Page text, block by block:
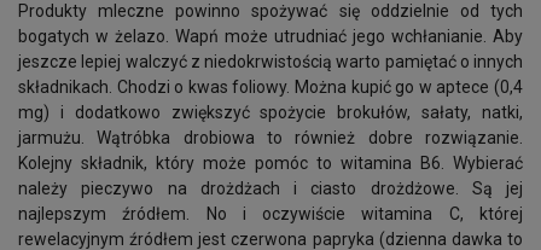
Produkty mleczne powinno spożywać się oddzielnie od tych
bogatych w żelazo. Wapń może utrudniać jego wchłanianie. Aby
jeszcze lepiej walczyć z niedokrwistością warto pamiętać o innych
składnikach. Chodzi o kwas foliowy. Można kupić go w aptece (0,4
mg) i dodatkowo zwiększyć spożycie brokułów, sałaty, natki,
jarmużu. Wątróbka drobiowa to również dobre rozwiązanie.
Kolejny składnik, który może pomóc to witamina B6. Wybierać
należy pieczywo na drożdżach i ciasto drożdżowe. Są jej
najlepszym źródłem. No i oczywiście witamina C, której
rewelacyjnym źródłem jest czerwona papryka (dzienna dawka to